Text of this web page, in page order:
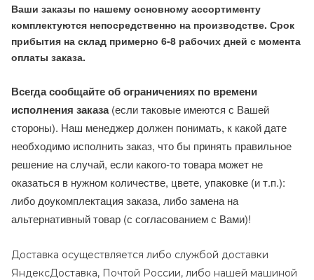
Ваши заказы по нашему основному ассортименту
комплектуются непосредственно на производстве. Срок
прибытия на склад примерно 6-8 рабочих дней с момента
оплаты заказа.
Всегда сообщайте об ограничениях по времени
исполнения заказа(если таковые имеются с Вашей
стороны). Наш менеджер должен понимать, к какой дате
необходимо исполнить заказ, что бы принять правильное
решение на случай, если какого-то товара может не
оказаться в нужном количестве, цвете, упаковке (и т.п.):
либо доукомплектация заказа, либо замена на
альтернативный товар (с согласованием с Вами)!
Доставка осуществляется либо службой доставки
ЯндексДоставка, Почтой России, либо нашей машиной